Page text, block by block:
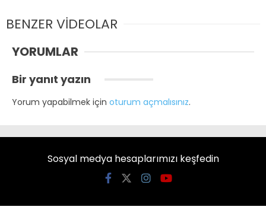
BENZER VİDEOLAR
YORUMLAR
Bir yanıt yazın
Yorum yapabilmek için oturum açmalısınız.
Sosyal medya hesaplarımızı keşfedin